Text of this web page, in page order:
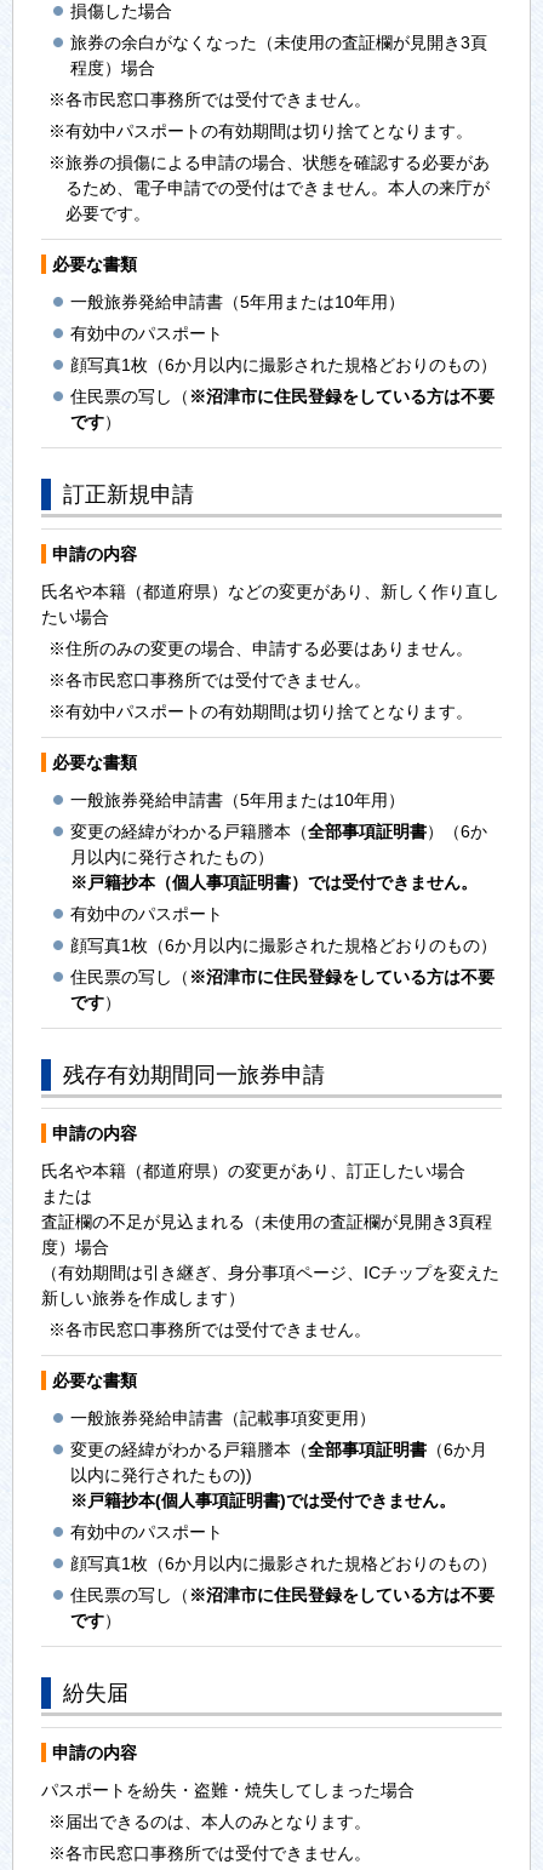
損傷した場合
旅券の余白がなくなった（未使用の査証欄が見開き3頁
程度）場合
※各市民窓口事務所では受付できません。
※有効中パスポートの有効期間は切り捨てとなります。
※旅券の損傷による申請の場合、状態を確認する必要があ
るため、電子申請での受付はできません。本人の来庁が
必要です。
必要な書類
一般旅券発給申請書（5年用または10年用）
有効中のパスポート
顔写真1枚（6か月以内に撮影された規格どおりのもの）
住民票の写し（ ※沼津市に住民登録をしている方は不要
です）
訂正新規申請
申請の内容
氏名や本籍（都道府県）などの変更があり、新しく作り直し
たい場合
※住所のみの変更の場合、申請する必要はありません。
※各市民窓口事務所では受付できません。
※有効中パスポートの有効期間は切り捨てとなります。
必要な書類
一般旅券発給申請書（5年用または10年用）
変更の経緯がわかる戸籍謄本（全部事項証明書）（6か
月以内に発行されたもの）
※戸籍抄本（個人事項証明書）では受付できません。
有効中のパスポート
顔写真1枚（6か月以内に撮影された規格どおりのもの）
住民票の写し（ ※沼津市に住民登録をしている方は不要
です）
残存有効期間同一旅券申請
申請の内容
氏名や本籍（都道府県）の変更があり、訂正したい場合
または
査証欄の不足が見込まれる（未使用の査証欄が見開き3頁程
度）場合
（有効期間は引き継ぎ、身分事項ページ、ICチップを変えた
新しい旅券を作成します）
※各市民窓口事務所では受付できません。
必要な書類
一般旅券発給申請書（記載事項変更用）
変更の経緯がわかる戸籍謄本（全部事項証明書（6か月
以内に発行されたもの))
※戸籍抄本(個人事項証明書)では受付できません。
有効中のパスポート
顔写真1枚（6か月以内に撮影された規格どおりのもの）
住民票の写し（ ※沼津市に住民登録をしている方は不要
です）
紛失届
申請の内容
パスポートを紛失・盗難・焼失してしまった場合
※届出できるのは、本人のみとなります。
※各市民窓口事務所では受付できません。